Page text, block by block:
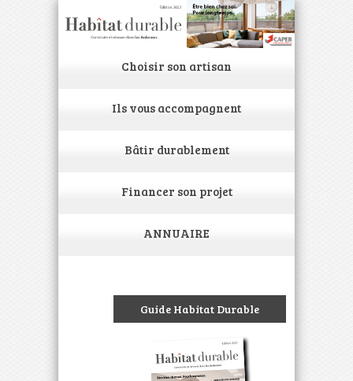
Choisir son artisan
Ils vous accompagnent
Bâtir durablement
Financer son projet
ANNUAIRE
Guide Habitat Durable